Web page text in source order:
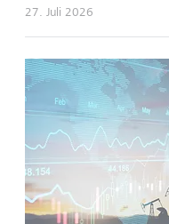
27. Juli 2026